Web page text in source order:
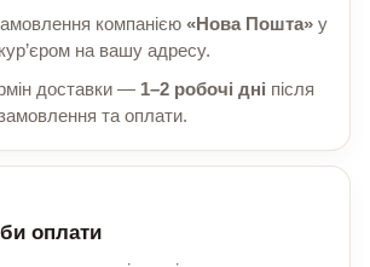
компанією «Нова Пошта» у
на вашу адресу.
доставки — 1–2 робочі дні після
та оплати.
оплати